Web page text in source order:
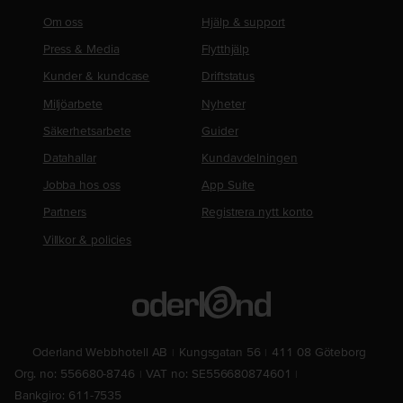
Om oss
Press & Media
Kunder & kundcase
Miljöarbete
Säkerhetsarbete
Datahallar
Jobba hos oss
Partners
Villkor & policies
Hjälp & support
Flytthjälp
Driftstatus
Nyheter
Guider
Kundavdelningen
App Suite
Registrera nytt konto
Oderland Webbhotell AB Kungsgatan 56
411 08 Göteborg
Org. no: 556680-8746
VAT no: SE556680874601
Bankgiro: 611-7535